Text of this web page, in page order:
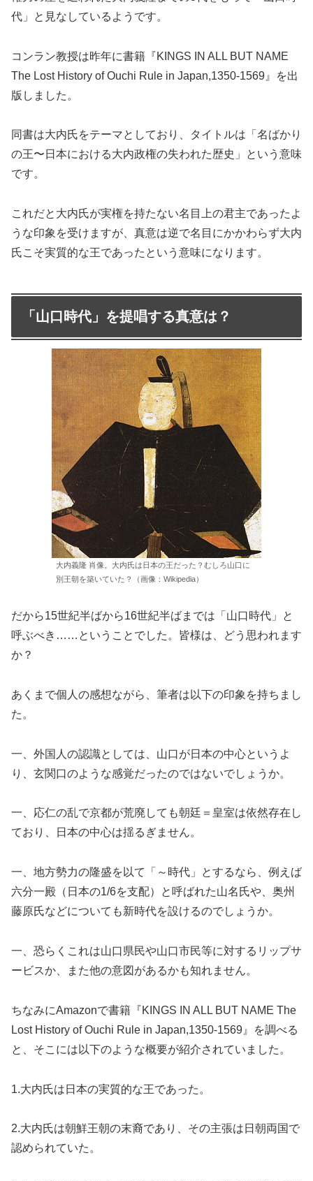
代」と見なしているようです。
コンラン教授は昨年に書籍『KINGS IN ALL BUT NAME
The Lost History of Ouchi Rule in Japan,1350-1569』を出
版しました。
同書は大内氏をテーマとしており、タイトルは「名ばかり
の王〜日本における大内政権の失われた歴史」という意味
です。
これだと大内氏が実権を持たない名目上の君主であったよ
うな印象を受けますが、真意は逆で名目にかかわらず大内
氏こそ実質的な王であったという意味になります。
「山口時代」を提唱する真意は？
大内義隆 肖像。大内氏は日本の王だった？むしろ山口に
別王朝を築いていた？（画像：Wikipedia）
だから15世紀半ばから16世紀半ばまでは「山口時代」と
呼ぶべき……ということでした。皆様は、どう思われます
か？
あくまで個人の感想ながら、筆者は以下の印象を持ちまし
た。
一、外国人の認識としては、山口が日本の中心というよ
り、玄関口のような感覚だったのではないでしょうか。
一、応仁の乱で京都が荒廃しても朝廷＝皇室は依然存在し
ており、日本の中心は揺るぎません。
一、地方勢力の隆盛を以て「～時代」とするなら、例えば
六分一殿（日本の1/6を支配）と呼ばれた山名氏や、奥州
藤原氏などについても新時代を設けるのでしょうか。
一、恐らくこれは山口県民や山口市民等に対するリップサ
ービスか、また他の意図があるかも知れません。
ちなみにAmazonで書籍『KINGS IN ALL BUT NAME The
Lost History of Ouchi Rule in Japan,1350-1569』を調べる
と、そこには以下のような概要が紹介されていました。
1.大内氏は日本の実質的な王であった。
2.大内氏は朝鮮王朝の末裔であり、その主張は日朝両国で
認められていた。